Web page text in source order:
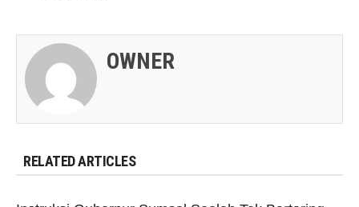
OWNER
RELATED ARTICLES